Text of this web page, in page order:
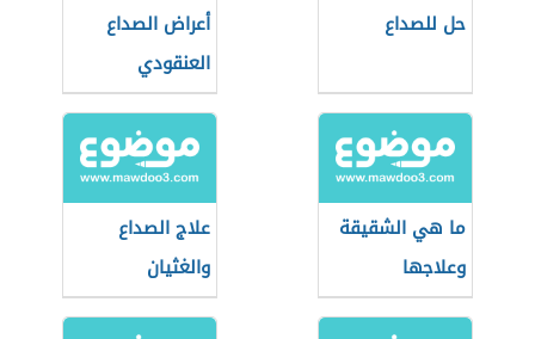
حل للصداع
أعراض الصداع
العنقودي
ما هي الشقيقة
وعلاجها
علاج الصداع
والغثيان